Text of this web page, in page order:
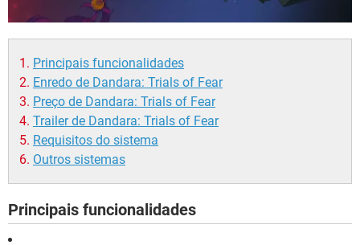
Principais funcionalidades
Enredo de Dandara: Trials of Fear
Preço de Dandara: Trials of Fear
Trailer de Dandara: Trials of Fear
Requisitos do sistema
Outros sistemas
Principais funcionalidades